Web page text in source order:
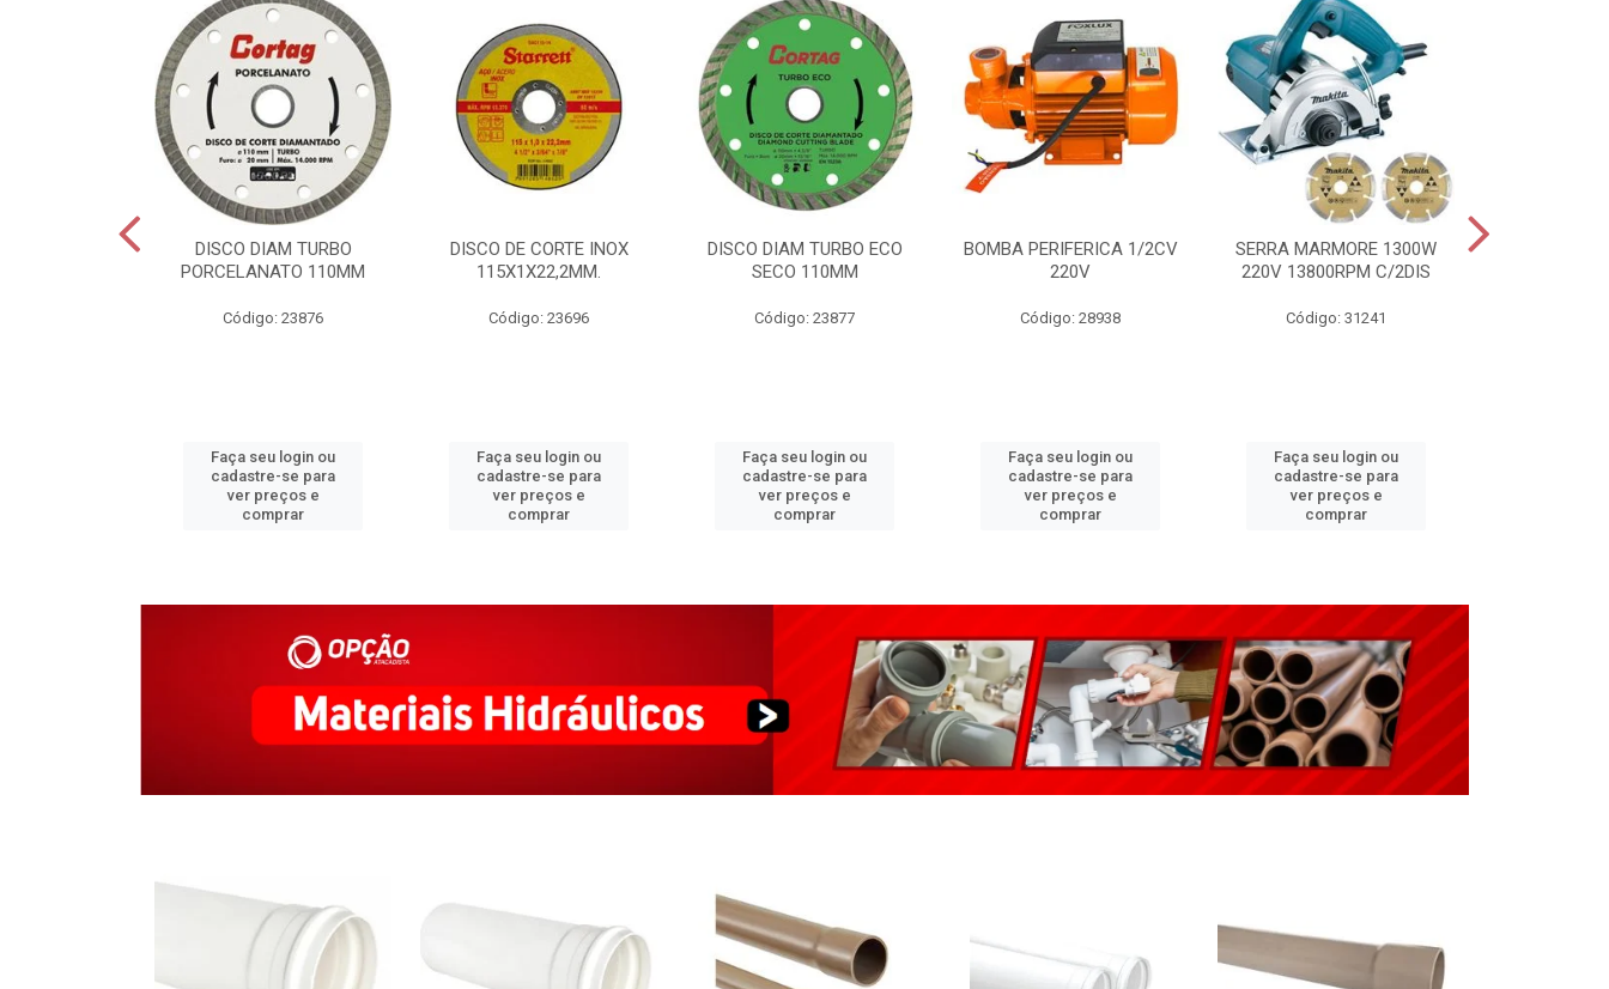
DISCO DIAM TURBO
PORCELANATO 110MM
Código: 23876
Faça seu login ou
cadastre-se para
ver preços e
comprar
DISCO DE CORTE INOX
115X1X22,2MM.
Código: 23696
Faça seu login ou
cadastre-se para
ver preços e
comprar
DISCO DIAM TURBO ECO
SECO 110MM
Código: 23877
Faça seu login ou
cadastre-se para
ver preços e
comprar
BOMBA PERIFERICA 1/2CV
220V
Código: 28938
Faça seu login ou
cadastre-se para
ver preços e
comprar
SERRA MARMORE 1300W
220V 13800RPM C/2DIS
Código: 31241
Faça seu login ou
cadastre-se para
ver preços e
comprar